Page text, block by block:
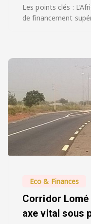
Les points clés :
de financement
Eco & Finances
Corridor Lomé
axe vital sous